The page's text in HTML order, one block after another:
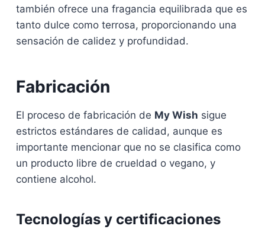
también ofrece una fragancia equilibrada que es
tanto dulce como terrosa, proporcionando una
sensación de calidez y profundidad.
Fabricación
El proceso de fabricación de My Wish sigue
estrictos estándares de calidad, aunque es
importante mencionar que no se clasifica como
un producto libre de crueldad o vegano, y
contiene alcohol.
Tecnologías y certificaciones